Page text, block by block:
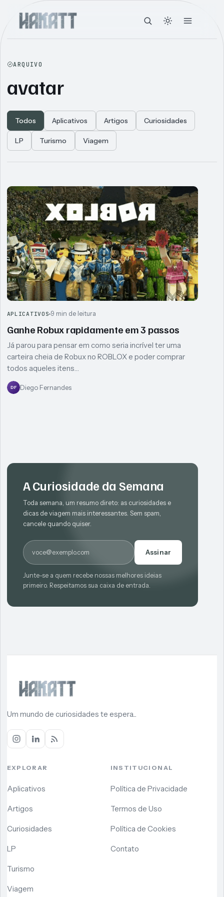
ARQUIVO
avatar
Todos Aplicativos Artigos Curiosidades
LP Turismo Viagem
Articles
APLICATIVOS 9 min de leitura
Ganhe Robux rapidamente em 3 passos
Já parou para pensar em como seria incrível ter uma
carteira cheia de Robux no ROBLOX e poder comprar
todos aqueles itens…
DF Diego Fernandes
A Curiosidade da Semana
Toda semana, um resumo direto: as curiosidades e
dicas de viagem mais interessantes. Sem spam,
cancele quando quiser.
E-mail
Assinar
Junte-se a quem recebe nossas melhores ideias
primeiro. Respeitamos sua caixa de entrada.
Um mundo de curiosidades te espera...
EXPLORAR
Aplicativos
Artigos
Curiosidades
LP
Turismo
Viagem
INSTITUCIONAL
Política de Privacidade
Termos de Uso
Política de Cookies
Contato